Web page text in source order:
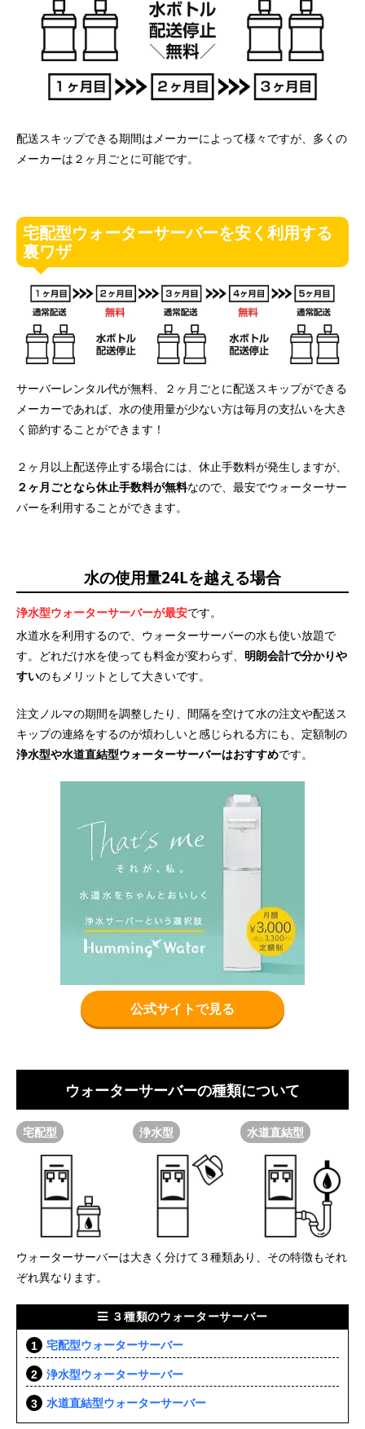
配送スキップできる期間はメーカーによって様々ですが、多くの
メーカーは２ヶ月ごとに可能です。
宅配型ウォーターサーバーを安く利用する
裏ワザ
サーバーレンタル代が無料、２ヶ月ごとに配送スキップができる
メーカーであれば、水の使用量が少ない方は毎月の支払いを大き
く節約することができます！
２ヶ月以上配送停止する場合には、休止手数料が発生しますが、
２ヶ月ごとなら休止手数料が無料なので、最安でウォーターサー
バーを利用することができます。
水の使用量24Lを越える場合
浄水型ウォーターサーバーが最安です。
水道水を利用するので、ウォーターサーバーの水も使い放題で
す。どれだけ水を使っても料金が変わらず、 明朗会計で分かりや
すいのもメリットとして大きいです。
注文ノルマの期間を調整したり、間隔を空けて水の注文や配送ス
キップの連絡をするのが煩わしいと感じられる方にも、定額制の
浄水型や水道直結型ウォーターサーバーはおすすめです。
公式サイトで見る
ウォーターサーバーの種類について
宅配型 浄水型 水道直結型
ウォーターサーバーは大きく分けて３種類あり、その特徴もそれ
ぞれ異なります。
３種類のウォーターサーバー
宅配型ウォーターサーバー
浄水型ウォーターサーバー
水道直結型ウォーターサーバー